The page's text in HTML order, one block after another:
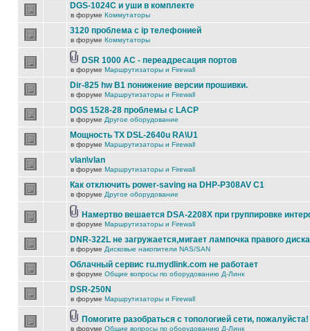
DGS-1024C и уши в комплекте
в форуме Коммутаторы
3120 проблема с ip телефонией
в форуме Коммутаторы
DSR 1000 AC - переадресация портов
в форуме Маршрутизаторы и Firewall
Dir-825 hw B1 понижение версии прошивки.
в форуме Маршрутизаторы и Firewall
DGS 1528-28 проблемы с LACP
в форуме Другое оборудование
Мощность TX DSL-2640u RA\U1
в форуме Маршрутизаторы и Firewall
vlan\vlan
в форуме Маршрутизаторы и Firewall
Как отключить power-saving на DHP-P308AV C1
в форуме Другое оборудование
Намертво вешается DSA-2208X при группировке
в форуме Маршрутизаторы и Firewall
DNR-322L не загружается,мигает лампочка правого диска
в форуме Дисковые накопители NAS/SAN
Облачный сервис ru.mydlink.com не работает
в форуме Общие вопросы по оборудованию Д-Линк
DSR-250N
в форуме Маршрутизаторы и Firewall
Помогите разобраться с топологией сети, пожалуйста!
в форуме Общие вопросы по оборудованию Д-Линк